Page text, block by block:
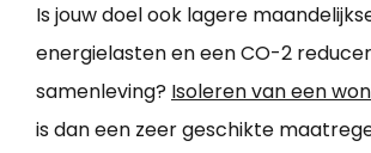
Is jouw doel ook lagere
energielasten en een CO-2
samenleving? Isoleren van een
is dan een zeer geschikte